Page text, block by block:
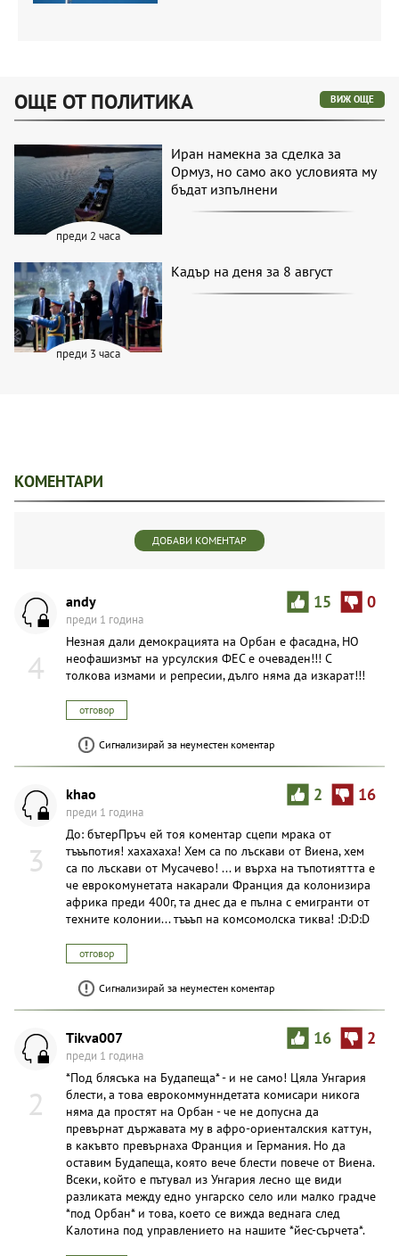
ОЩЕ ОТ ПОЛИТИКА ВИЖ ОЩЕ
преди 2 часа
Иран намекна за сделка за
Ормуз, но само ако условията му
бъдат изпълнени
преди 3 часа
Кадър на деня за 8 август
КОМЕНТАРИ
ДОБАВИ КОМЕНТАР
4
15 0
andy
преди 1 година
Незная дали демокрацията на Орбан е фасадна, НО
неофашизмът на урсулския ФЕС е очеваден!!! С
толкова измами и репресии, дълго няма да изкарат!!!
отговор
Сигнализирай за неуместен коментар
3
2 16
khao
преди 1 година
До: бътерПpъч ей тоя коментар сцепи мрака от
тъъъпотия! хахахаха! Хем са по лъскави от Виена, хем
са по лъскави от Мусачево! ... и върха на тъпотияттта е
че еврокомунетата накарали Франция да колонизира
африка преди 400г, та днес да е пълна с емигранти от
техните колонии... тъъъп на комсомолска тиква! :D:D:D
отговор
Сигнализирай за неуместен коментар
2
16 2
Tikva007
преди 1 година
*Под блясъка на Будапеща* - и не само! Цяла Унгария
блести, а това еврокоммунндетата комисари никога
няма да простят на Орбан - че не допусна да
превърнат държавата му в афро-ориенталския каттун,
в какъвто превърнаха Франция и Германия. Но да
оставим Будапеща, която вече блести повече от Виена.
Всеки, който е пътувал из Унгария лесно ще види
разликата между едно унгарско село или малко градче
*под Орбан* и това, което се вижда веднага след
Калотина под управлението на нашите *йес-сърчета*.